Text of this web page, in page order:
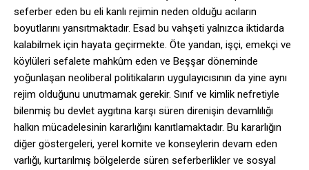
seferber eden bu eli kanlı rejimin neden olduğu acıların
boyutlarını yansıtmaktadır. Esad bu vahşeti yalnızca iktidarda
kalabilmek için hayata geçirmekte. Öte yandan, işçi, emekçi ve
köylüleri sefalete mahkûm eden ve Beşşar döneminde
yoğunlaşan neoliberal politikaların uygulayıcısının da yine aynı
rejim olduğunu unutmamak gerekir. Sınıf ve kimlik nefretiyle
bilenmiş bu devlet aygıtına karşı süren direnişin devamlılığı
halkın mücadelesinin kararlığını kanıtlamaktadır. Bu kararlığın
diğer göstergeleri, yerel komite ve konseylerin devam eden
varlığı, kurtarılmış bölgelerde süren seferberlikler ve sosyal